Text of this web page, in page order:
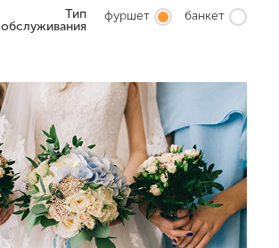
Тип
обслуживания
фуршет банкет